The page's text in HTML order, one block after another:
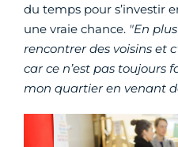
du temps pour s’investir
une vraie chance. "En
rencontrer des voisins et
car ce n’est pas toujours
mon quartier en venant